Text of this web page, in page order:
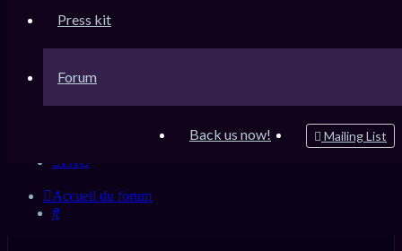
Press kit
Forum
Mailing List
Back us now!
Messages non lus
Rechercher
FAQ
Accueil du forum
Rechercher